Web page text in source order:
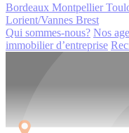
Bordeaux Montpellier
Lorient/Vannes Brest
Qui sommes-nous? Nos
immobilier d’entreprise